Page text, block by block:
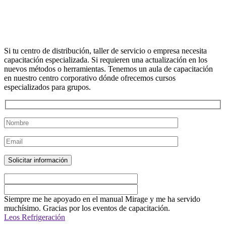
Si tu centro de distribución, taller de servicio o empresa necesita
capacitación especializada. Si requieren una actualización en los
nuevos métodos o herramientas. Tenemos un aula de capacitación
en nuestro centro corporativo dónde ofrecemos cursos
especializados para grupos.
Siempre me he apoyado en el manual Mirage y me ha servido
muchísimo. Gracias por los eventos de capacitación.
Leos Refrigeración